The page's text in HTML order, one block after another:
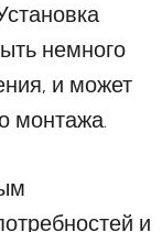
немного
и может
монтажа.
и